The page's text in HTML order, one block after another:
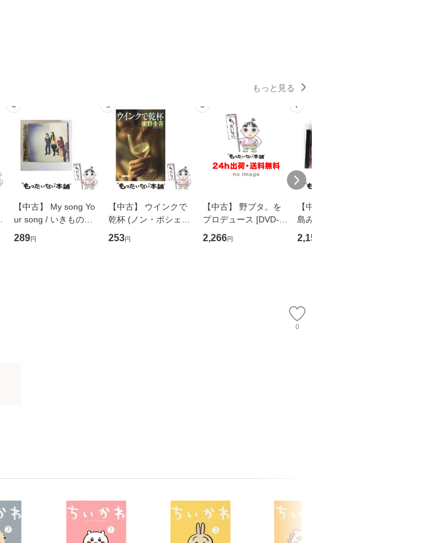
もっと見る
4
【中古】 My song Yo
ur song / いきものが
かり / [CD]【メール便
送料無料】
289円
5
【中古】 ウインクで
乾杯 (ノン・ポシェッ
ト) / 東野圭吾 / 祥伝
社 [文庫]【メール便送
253円
6
【中古】 野ブタ。を
プロデュース [DVD-B
OX] / バップ [DVD]
【メール便送料無料】
2,266円
7
【中古】 寒水魚 / 中
島みゆき / [CD]【メー
ル便送料無料】
2,150
0